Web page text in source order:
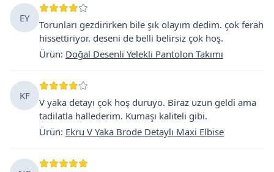
EY
Torunları gezdirirken bile şık olayım dedim. çok ferah
hissettiriyor. deseni de belli belirsiz çok hoş.
Ürün: Doğal Desenli Yelekli Pantolon Takımı
KF
V yaka detayı çok hoş duruyo. Biraz uzun geldi ama
tadilatla hallederim. Kumaşı kaliteli gibi.
Ürün: Ekru V Yaka Brode Detaylı Maxi Elbise